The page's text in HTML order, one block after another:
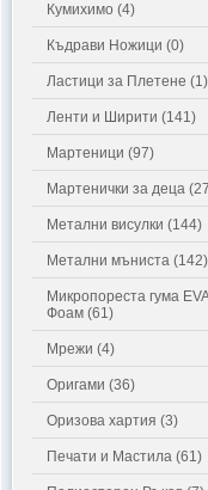
Кумихимо (4)
Къдрави Ножици (0)
Ластици за Плетене (1)
Ленти и Ширити (141)
Мартеници (97)
Мартенички за деца
Метални висулки (144)
Метални мъниста (142)
Микропореста гума
Фоам (61)
Мрежи (4)
Оригами (36)
Оризова хартия (3)
Печати и Мастила (61)